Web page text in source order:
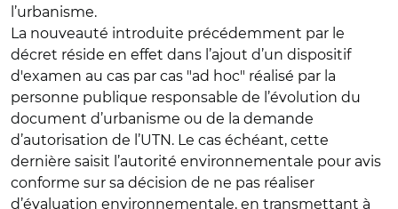
l’urbanisme.
La nouveauté introduite précédemment par le
décret réside en effet dans l’ajout d’un dispositif
d'examen au cas par cas "ad hoc" réalisé par la
personne publique responsable de l’évolution du
document d’urbanisme ou de la demande
d’autorisation de l’UTN. Le cas échéant, cette
dernière saisit l’autorité environnementale pour avis
conforme sur sa décision de ne pas réaliser
d’évaluation environnementale, en transmettant à